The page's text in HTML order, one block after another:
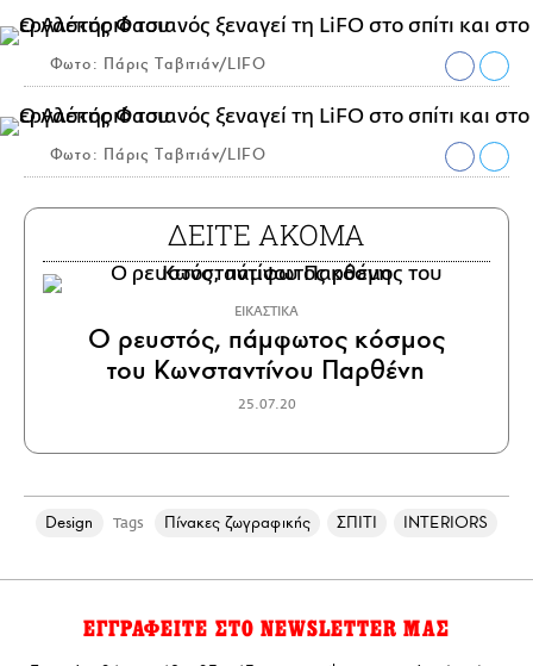
Φωτο: Πάρις Ταβιτιάν/LIFO
Φωτο: Πάρις Ταβιτιάν/LIFO
ΔΕΙΤΕ ΑΚΟΜΑ
ΕΙΚΑΣΤΙΚΑ
Ο ρευστός, πάμφωτος κόσμος
του Κωνσταντίνου Παρθένη
25.07.20
Design Tags Πίνακες ζωγραφικής ΣΠΙΤΙ INTERIORS
ΕΓΓΡΑΦΕΙΤΕ ΣΤΟ NEWSLETTER ΜΑΣ